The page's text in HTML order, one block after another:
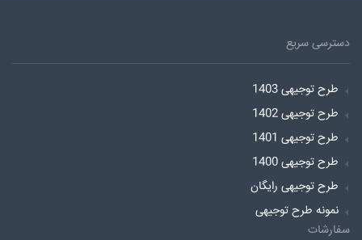
دسترسی سریع
طرح توجیهی 1403
طرح توجیهی 1402
طرح توجیهی 1401
طرح توجیهی 1400
طرح توجیهی رایگان
نمونه طرح توجیهی
سفارشات